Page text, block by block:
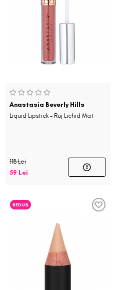
Anastasia Beverly Hills
Liquid Lipstick - Ruj Lichid Mat
118 Lei
59 Lei
REDUS